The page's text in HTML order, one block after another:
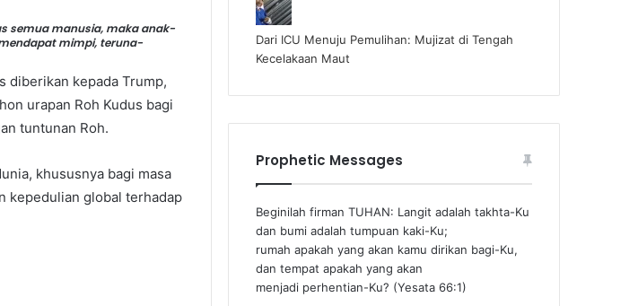
semua manusia, maka anak-
mimpi, teruna-
diberikan kepada Trump,
urapan Roh Kudus bagi
tuntunan Roh.
khususnya bagi masa
kepedulian global terhadap
Dari ICU Menuju Pemulihan: Mujizat di Tengah
Kecelakaan Maut
Prophetic Messages
Beginilah firman TUHAN: Langit adalah takhta-Ku
dan bumi adalah tumpuan kaki-Ku;
rumah apakah yang akan kamu dirikan bagi-Ku,
dan tempat apakah yang akan
menjadi perhentian-Ku? (Yesata 66:1) ‪